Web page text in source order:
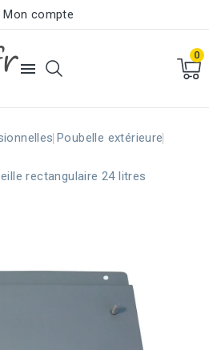
Mon compte

0
Poubelle extérieure
rectangulaire 24 litres